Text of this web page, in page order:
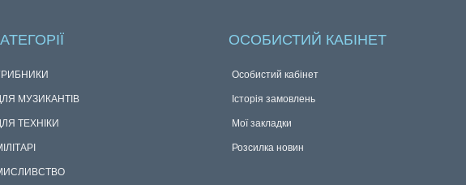
МУЗИКАНТІВ
ТЕХНІКИ
ОСОБИСТИЙ КАБІНЕТ
Особистий кабінет
Історія замовлень
Мої закладки
Розсилка новин